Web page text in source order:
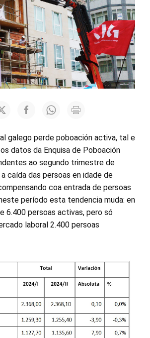
galego perde poboación activa, tal e
datos da Enquisa de Poboación
ao segundo trimestre de
caída das persoas en idade de
coa entrada de persoas
período esta tendencia muda: en
6.400 persoas activas, pero só
laboral 2.400 persoas